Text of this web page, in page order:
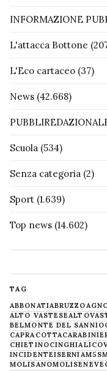
INFORMAZIONE
L'attacca Bottone
L'Eco cartaceo (37)
News (42.668)
Scuola (534)
Senza categoria (2)
Sport (1.639)
Top news (14.602)
TAG
ABBONATIABRUZZO
ALTO VASTESE
BELMONTE DEL SANNIO
CAPRACOTTA
CHIETINOCINGHIALI
INCIDENTEISERNIAM5S
MOLISANOMOLISENEVE